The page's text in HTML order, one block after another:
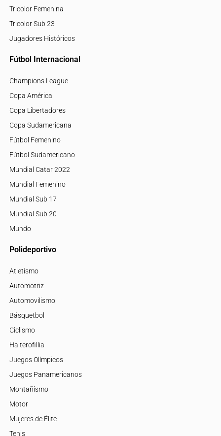
Tricolor Femenina
Tricolor Sub 23
Jugadores Históricos
Fútbol Internacional
Champions League
Copa América
Copa Libertadores
Copa Sudamericana
Fútbol Femenino
Fútbol Sudamericano
Mundial Catar 2022
Mundial Femenino
Mundial Sub 17
Mundial Sub 20
Mundo
Polideportivo
Atletismo
Automotriz
Automovilismo
Básquetbol
Ciclismo
Halterofillia
Juegos Olímpicos
Juegos Panamericanos
Montañismo
Motor
Mujeres de Élite
Tenis